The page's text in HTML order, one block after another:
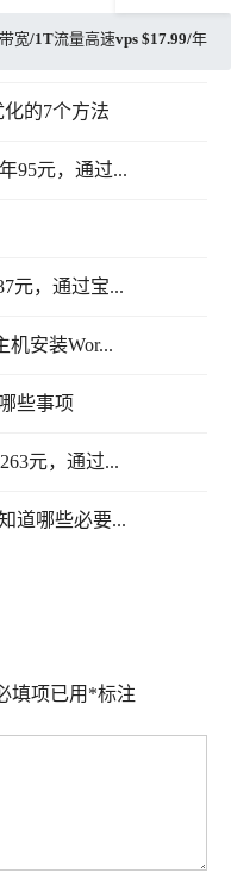
宽/1T流量高速vps $17.99/年
化的7个方法
95元，通过...
元，通过宝...
机安装Wor...
些事项
元，通过...
道哪些必要...
填项已用 *标注